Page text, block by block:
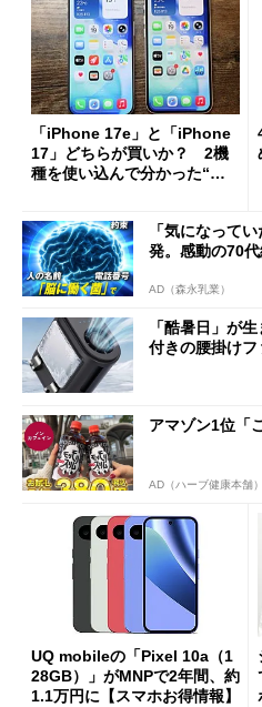
「iPhone 17e」と「iPhone
17」どちらが買いか？ 2機
種を使い込んで分かった“ス
「気になって
発。感動の70
AD（森永乳業）
「酷暑日」が
付きの腰掛けフ
アマゾン1位「
AD（ハーブ健康本舗）
UQ mobileの「Pixel 10a（1
28GB）」がMNPで2年間、約
1.1万円に【スマホお得情報】